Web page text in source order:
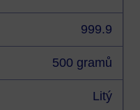
999.9
500 gramů
Litý